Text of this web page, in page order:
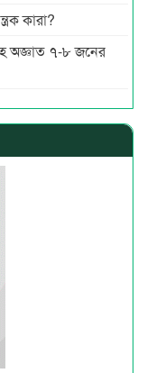
কারা?
অজ্ঞাত ৭-৮ জনের